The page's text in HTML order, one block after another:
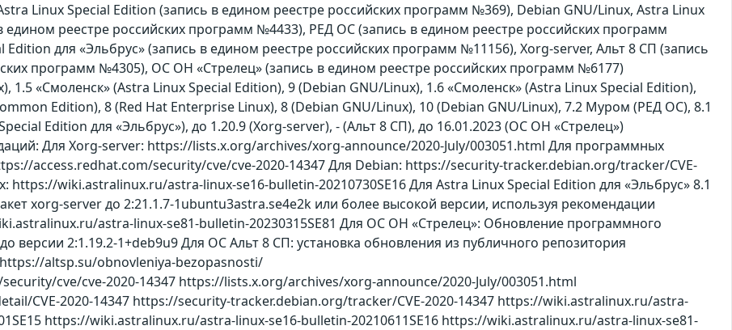
Linux Special Edition (запись в едином реестре российских программ №369), Debian GNU/Linux, Astra Linux
едином реестре российских программ №4433), РЕД ОС (запись в едином реестре российских программ
Edition для «Эльбрус» (запись в едином реестре российских программ №11156), Xorg-server, Альт 8 СП (запись
программ №4305), ОС ОН «Стрелец» (запись в едином реестре российских программ №6177)
1.5 «Смоленск» (Astra Linux Special Edition), 9 (Debian GNU/Linux), 1.6 «Смоленск» (Astra Linux Special Edition),
Edition), 8 (Red Hat Enterprise Linux), 8 (Debian GNU/Linux), 10 (Debian GNU/Linux), 7.2 Муром (РЕД ОС), 8.1
Edition для «Эльбрус»), до 1.20.9 (Xorg-server), - (Альт 8 СП), до 16.01.2023 (ОС ОН «Стрелец»)
Для Xorg-server: https://lists.x.org/archives/xorg-announce/2020-July/003051.html Для программных
access.redhat.com/security/cve/cve-2020-14347 Для Debian: https://security-tracker.debian.org/tracker/CVE-
https://wiki.astralinux.ru/astra-linux-se16-bulletin-20210730SE16 Для Astra Linux Special Edition для «Эльбрус» 8.1
xorg-server до 2:21.1.7-1ubuntu3astra.se4e2k или более высокой версии, используя рекомендации
astra-linux-se81-bulletin-20230315SE81 Для ОС ОН «Стрелец»: Обновление программного
версии 2:1.19.2-1+deb9u9 Для ОС Альт 8 СП: установка обновления из публичного репозитория
altsp.su/obnovleniya-bezopasnosti/
cve/cve-2020-14347 https://lists.x.org/archives/xorg-announce/2020-July/003051.html
CVE-2020-14347 https://security-tracker.debian.org/tracker/CVE-2020-14347 https://wiki.astralinux.ru/astra-
https://wiki.astralinux.ru/astra-linux-se16-bulletin-20210611SE16 https://wiki.astralinux.ru/astra-linux-se81-